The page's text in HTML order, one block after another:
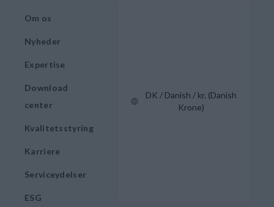
Om os
Nyheder
Expertise
Download
center
Kvalitetsstyring
Karriere
Serviceydelser
ESG
DK / Danish / kr. (Danish
Krone)